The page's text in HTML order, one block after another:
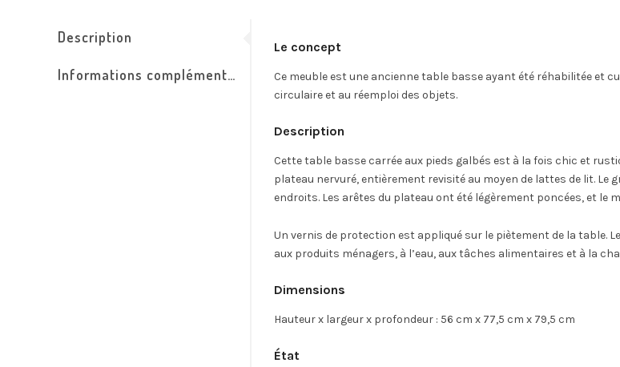
Description
Informations complémentaires
Le concept
Ce meuble est une ancienne table basse ayant été réhabilitée et
circulaire et au réemploi des objets.
Description
Cette table basse carrée aux pieds galbés est à la fois chic et
plateau nervuré, entièrement revisité au moyen de lattes de lit.
endroits. Les arêtes du plateau ont été légèrement poncées, et le
Un vernis de protection est appliqué sur le piètement de la table.
aux produits ménagers, à l’eau, aux tâches alimentaires et à la
Dimensions
Hauteur x largeur x profondeur : 56 cm x 77,5 cm x 79,5 cm
État